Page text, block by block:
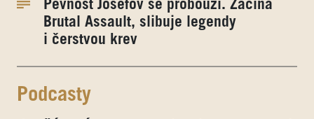
Pevnost Josefov se probouzí. Začíná
Brutal Assault, slibuje legendy
i čerstvou krev
Podcasty